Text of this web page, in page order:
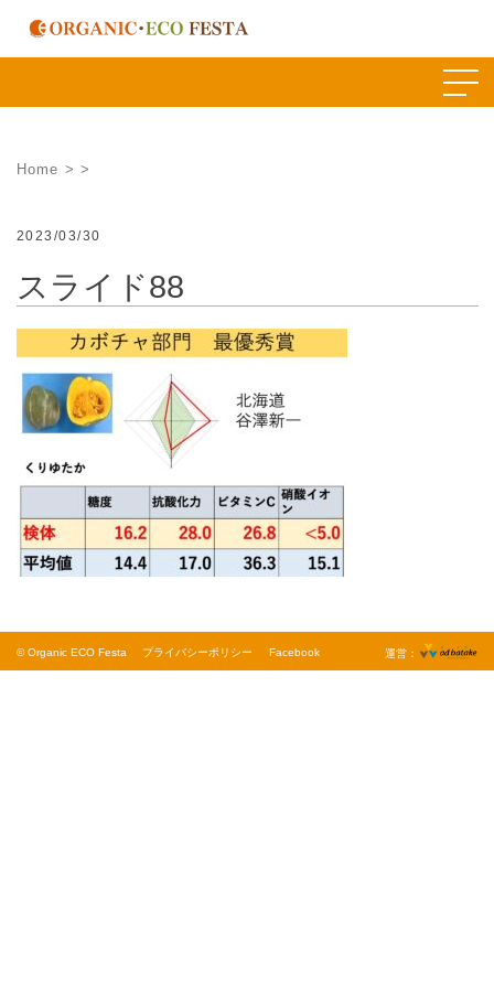
Skip
Home > >
2023/03/30
スライド88
運営：
Facebook
プライバシーポリシー
© Organic ECO Festa